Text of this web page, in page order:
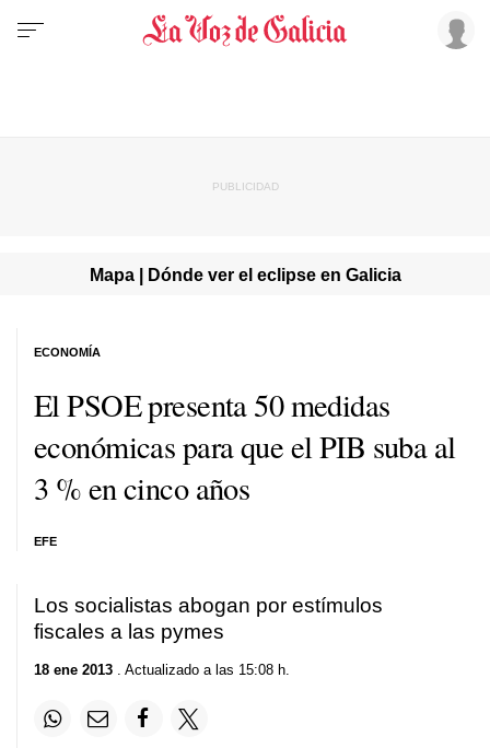
Mapa | Dónde ver el eclipse en Galicia
El PSOE presenta 50 medidas
económicas para que el PIB suba al
3 % en cinco años
EFE
ECONOMÍA
Los socialistas abogan por estímulos
fiscales a las pymes
18 ene 2013 . Actualizado a las 15:08 h.